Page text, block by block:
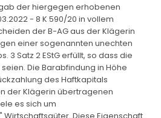
der hiergegen erhobenen
- 8 K 590/20 in vollem
der B-AG aus der Klägerin
einer sogenannten unechten
3 Satz 2 EStG erfüllt, so dass die
Die Barabfindung in Höhe
des Haftkapitals
der Klägerin übertragenen
es sich um